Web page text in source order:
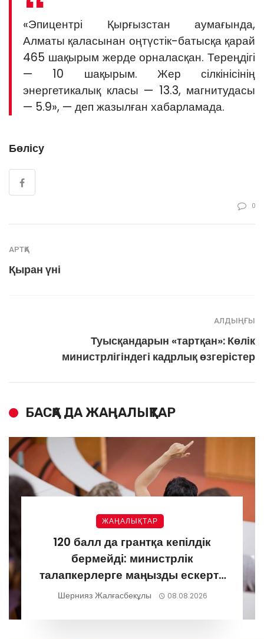
«Эпицентрі Қырғызстан аумағында,
Алматы қаласынан оңтүстік-батысқа қарай
465 шақырым жерде орналасқан. Тереңдігі
— 10 шақырым. Жер сілкінісінің
энергетикалық класы — 13.3, магнитудасы
— 5.9», — деп жазылған хабарламада.
Бөлісу
0
АРТҚА
Қыран үні
АЛДЫҢҒЫ
Туысқандарын «тартқан»: Көлік
министрлігіндегі кадрлық өзгерістер
БАСҚА ДА ЖАҢАЛЫҚТАР
ЖАҢАЛЫҚТАР
120 балл да грантқа кепілдік
бермейді: министрлік
талапкерлерге маңызды ескерту
жасады
Шернияз Жалғасбекұлы 08.08.2026